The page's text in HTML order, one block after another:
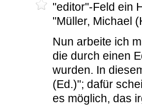
"editor"-Feld ein
"Müller, Michael
Nun arbeite ich
die durch einen
wurden. In
(Ed.)"; dafür
es möglich, das